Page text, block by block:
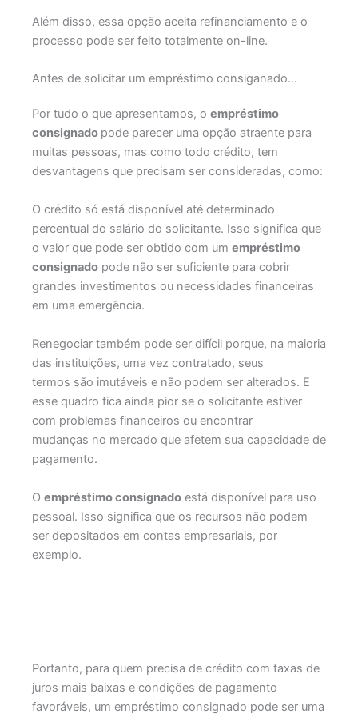
Além disso, essa opção aceita refinanciamento e o
processo pode ser feito totalmente on-line.
Antes de solicitar um empréstimo consiganado…
Por tudo o que apresentamos, o empréstimo
consignado pode parecer uma opção atraente para
muitas pessoas, mas como todo crédito, tem
desvantagens que precisam ser consideradas, como:
O crédito só está disponível até determinado
percentual do salário do solicitante. Isso significa que
o valor que pode ser obtido com um empréstimo
consignadopode não ser suficiente para cobrir
grandes investimentos ou necessidades financeiras
em uma emergência.
Renegociar também pode ser difícil porque, na maioria
das instituições, uma vez contratado, seus
termos são imutáveis ​​e não podem ser alterados. E
esse quadro fica ainda pior se o solicitante estiver
com problemas financeiros ou encontrar
mudanças no mercado que afetem sua capacidade de
pagamento.
O empréstimo consignadoestá disponível para uso
pessoal. Isso significa que os recursos não podem
ser depositados em contas empresariais, por
exemplo.
Portanto, para quem precisa de crédito com taxas de
juros mais baixas e condições de pagamento
favoráveis, um empréstimo consignado pode ser uma